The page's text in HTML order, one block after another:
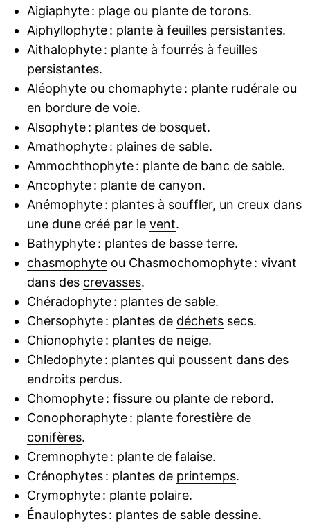
Aigiaphyte : plage ou plante de torons.
Aiphyllophyte : plante à feuilles persistantes.
Aithalophyte : plante à fourrés à feuilles
persistantes.
Aléophyte ou chomaphyte : plante rudéraleou
en bordure de voie.
Alsophyte : plantes de bosquet.
Amathophyte : plainesde sable.
Ammochthophyte : plante de banc de sable.
Ancophyte : plante de canyon.
Anémophyte : plantes à souffler, un creux dans
une dune créé par le vent.
Bathyphyte : plantes de basse terre.
chasmophyteou Chasmochomophyte : vivant
dans des crevasses.
Chéradophyte : plantes de sable.
Chersophyte : plantes de déchetssecs.
Chionophyte : plantes de neige.
Chledophyte : plantes qui poussent dans des
endroits perdus.
Chomophyte : fissureou plante de rebord.
Conophoraphyte : plante forestière de
conifères.
Cremnophyte : plante de falaise.
Crénophytes : plantes de printemps.
Crymophyte : plante polaire.
Énaulophytes : plantes de sable dessine.